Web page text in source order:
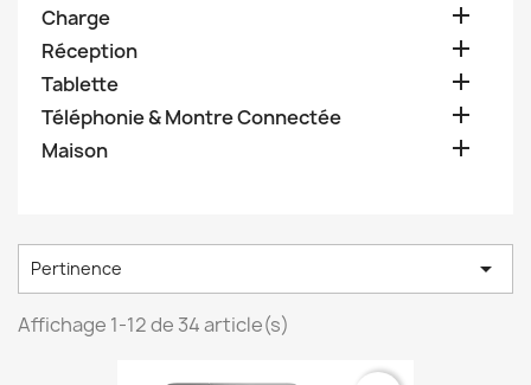
Charge 
Réception 
Tablette 
Téléphonie & Montre Connectée 
Maison 
Pertinence 
Affichage 1-12 de 34 article(s)